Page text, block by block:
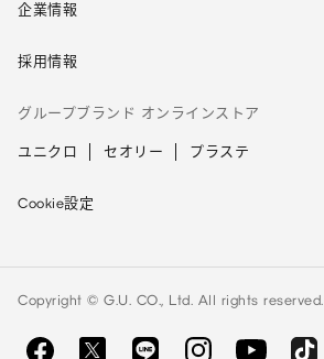
企業情報
採用情報
グループブランド オンラインストア
ユニクロ セオリー プラステ
Cookie設定
Copyright © G.U. CO., Ltd. All rights reserved.